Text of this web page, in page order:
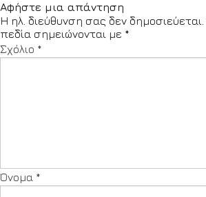
ΕΠΙΚΟΙΝΩΝΙΑ
Αφήστε μια απάντηση
Η ηλ. διεύθυνση σας δεν δημοσιεύεται.
πεδία σημειώνονται με *
Σχόλιο *
Όνομα *